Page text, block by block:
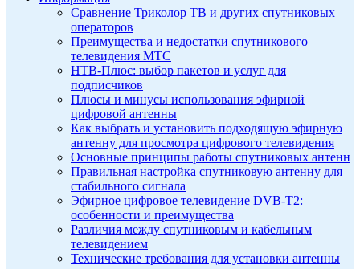
Сравнение Триколор ТВ и других спутниковых
операторов
Преимущества и недостатки спутникового
телевидения МТС
НТВ-Плюс: выбор пакетов и услуг для
подписчиков
Плюсы и минусы использования эфирной
цифровой антенны
Как выбрать и установить подходящую эфирную
антенну для просмотра цифрового телевидения
Основные принципы работы спутниковых антенн
Правильная настройка спутниковую антенну для
стабильного сигнала
Эфирное цифровое телевидение DVB-T2:
особенности и преимущества
Различия между спутниковым и кабельным
телевидением
Технические требования для установки антенны